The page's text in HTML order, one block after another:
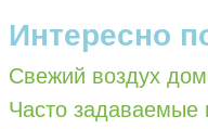
Интересно
Свежий воздух
Часто задаваемые